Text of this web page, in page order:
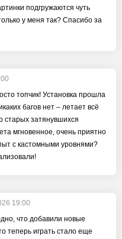
подгружаются чуть
у меня так? Спасибо за
топчик! Установка прошла
багов нет – летает всё
старых затянувшихся
мгновенное, очень приятно
с кастомными уровнями?
19:00
что добавили новые
теперь играть стало еще